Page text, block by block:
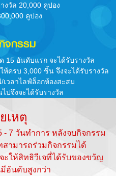
งวัล 20,000 คูปอง
คูปอง
จกรรม
15 อันดับแรก จะได้รับรางวัล
ครบ 3,000 ชิ้น จึงจะได้รับรางวัล
เวลาไลฟ์ล็อกห้องสะสม
ปจึงจะได้รับรางวัล
เหตุ
- 7 วันทำการ หลังจบกิจกรรม
สามารถร่วมกิจกรรมได้
ให้สิทธิวีเจที่ได้รับของขวัญ
อันดับสูงกว่า